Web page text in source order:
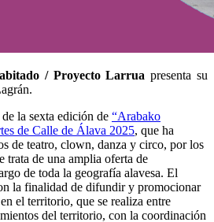
/ Proyecto Larruapresenta su
la sexta edición de “Arabako
de Calle de Álava 2025, que ha
de teatro, clown, danza y circo, por los
trata de una amplia oferta de
de toda la geografía alavesa. El
la finalidad de difundir y promocionar
el territorio, que se realiza entre
del territorio, con la coordinación